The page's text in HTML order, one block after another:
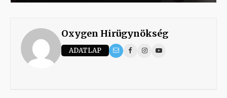
Oxygen Hirügynökség
ADATLAP